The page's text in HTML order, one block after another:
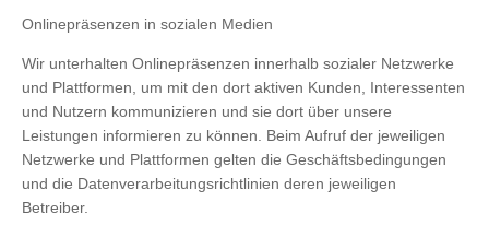
Onlinepräsenzen in sozialen Medien
Wir unterhalten Onlinepräsenzen innerhalb sozialer Netzwerke
und Plattformen, um mit den dort aktiven Kunden, Interessenten
und Nutzern kommunizieren und sie dort über unsere
Leistungen informieren zu können. Beim Aufruf der jeweiligen
Netzwerke und Plattformen gelten die Geschäftsbedingungen
und die Datenverarbeitungsrichtlinien deren jeweiligen
Betreiber.